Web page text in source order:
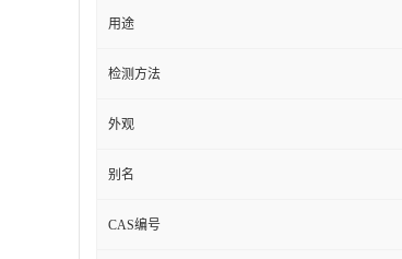
用途
检测方法
外观
别名
CAS编号